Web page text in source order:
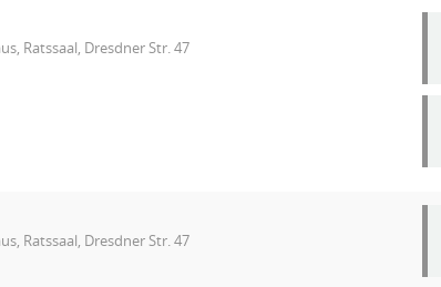
Ratssaal, Dresdner Str. 47
Ratssaal, Dresdner Str. 47